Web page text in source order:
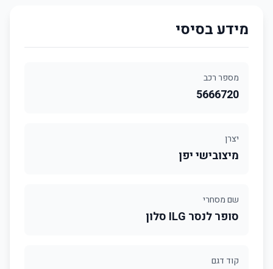
מידע בסיסי
מספר רכב
5666720
יצרן
מיצובישי יפן
שם מסחרי
סופר לנסר ILG סלון
קוד דגם